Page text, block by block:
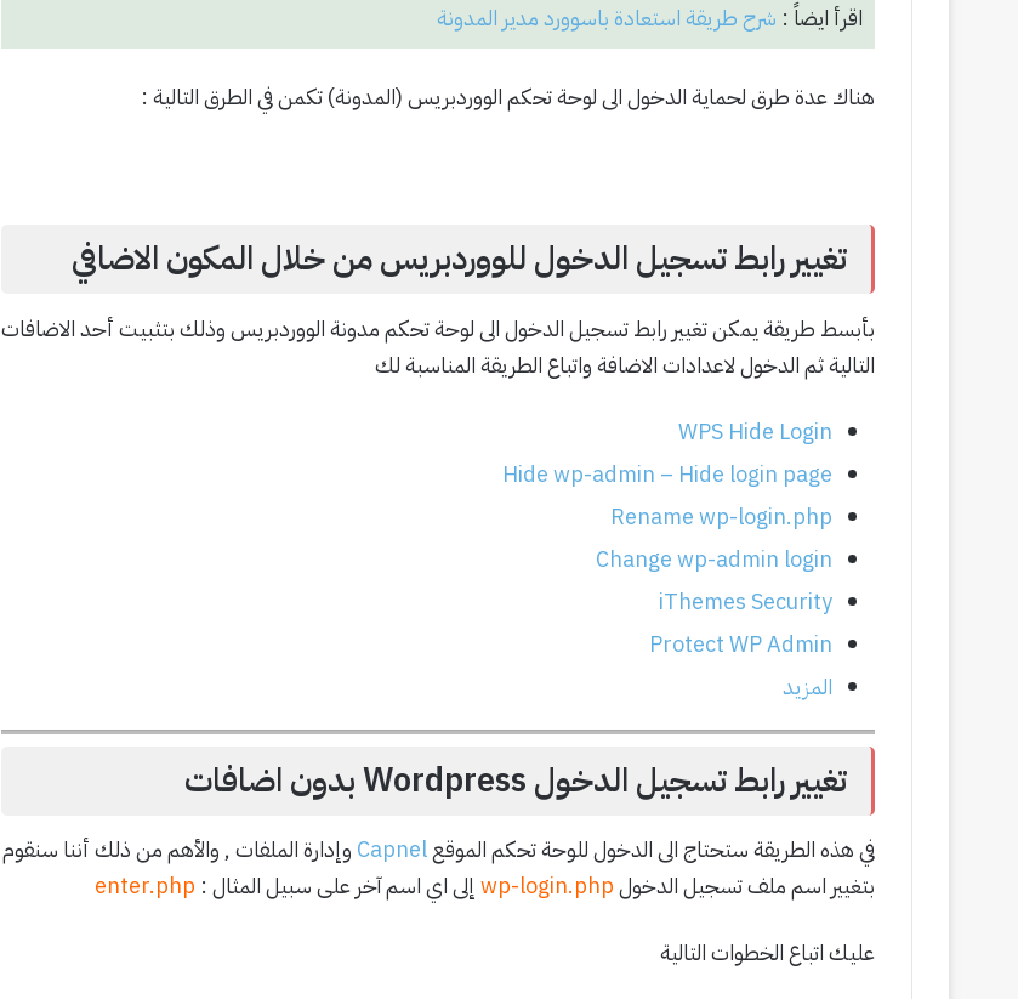
اقرأ ايضاً : شرح طريقة استعادة باسوورد مدير المدونة
هناك عدة طرق لحماية الدخول الى لوحة تحكم الووردبريس (المدونة) تكمن في الطرق التالية :
تغيير رابط تسجيل الدخول للووردبريس من خلال المكون الاضافي
بأبسط طريقة يمكن تغيير رابط تسجيل الدخول الى لوحة تحكم مدونة الووردبريس وذلك بتثبيت أحد الاضافات
التالية ثم الدخول لاعدادات الاضافة واتباع الطريقة المناسبة لك
WPS Hide Login
Hide wp-admin – Hide login page
Rename wp-login.php
Change wp-admin login
iThemes Security
Protect WP Admin
المزيد
تغيير رابط تسجيل الدخول Wordpress بدون اضافات
في هذه الطريقة ستحتاج الى الدخول للوحة تحكم الموقعCapnel وإدارة الملفات , والأهم من ذلك أننا سنقوم
بتغيير اسم ملف تسجيل الدخولwp-login.php إلى اي اسم آخر على سبيل المثال : enter.php
عليك اتباع الخطوات التالية